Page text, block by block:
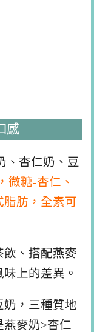
感
、杏仁奶、豆
微糖-杏仁 、
肪，全素可
飲、搭配燕麥
上的差異。
奶，三種質地
燕麥奶>杏仁